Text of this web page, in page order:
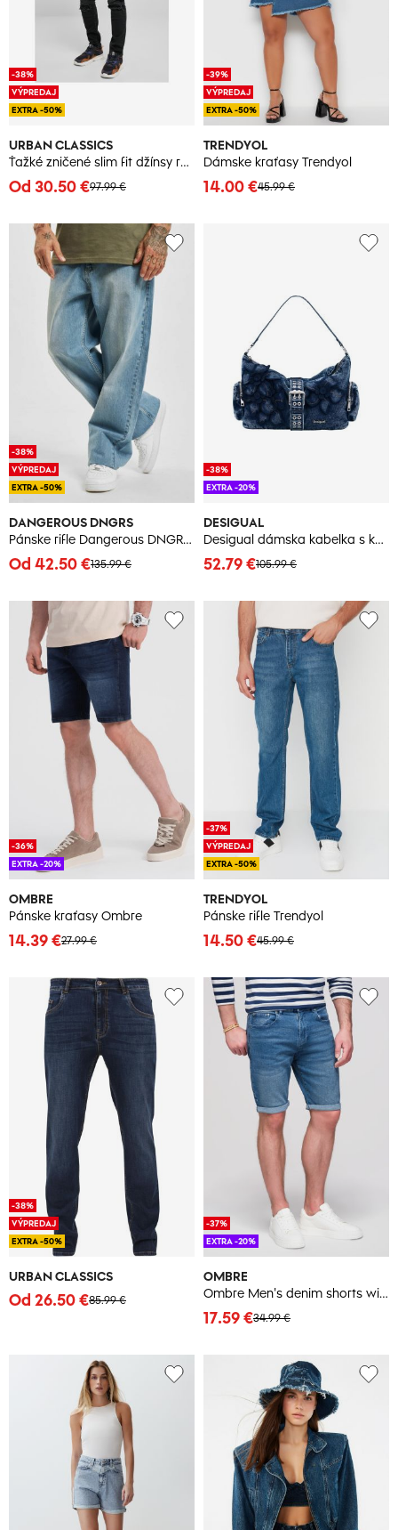
URBAN CLASSICS
Ťažké zničené slim fit džínsy realblk, silno poškodené vyprané.
97.99 €
Od 30.50 €
-38%
VÝPREDAJ
EXTRA -50%
TRENDYOL
Dámske kraťasy Trendyol
45.99 €
14.00 €
-39%
VÝPREDAJ
EXTRA -50%
DANGEROUS DNGRS
Pánske rifle Dangerous DNGRS Loose
135.99 €
Od 42.50 €
-38%
VÝPREDAJ
EXTRA -50%
DESIGUAL
Desigual dámska kabelka s kvetinovým vzorom
105.99 €
52.79 €
-38%
EXTRA -20%
OMBRE
Pánske kraťasy Ombre
27.99 €
14.39 €
-36%
EXTRA -20%
TRENDYOL
Pánske rifle Trendyol
45.99 €
14.50 €
-37%
VÝPREDAJ
EXTRA -50%
URBAN CLASSICS
85.99 €
Od 26.50 €
-38%
VÝPREDAJ
EXTRA -50%
OMBRE
Ombre Men's denim shorts with rolled up leg - blue
34.99 €
17.59 €
-37%
EXTRA -20%